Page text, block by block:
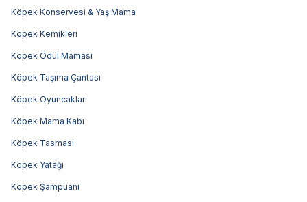
Köpek Konservesi & Yaş Mama
Köpek Kemikleri
Köpek Ödül Maması
Köpek Taşıma Çantası
Köpek Oyuncakları
Köpek Mama Kabı
Köpek Tasması
Köpek Yatağı
Köpek Şampuanı